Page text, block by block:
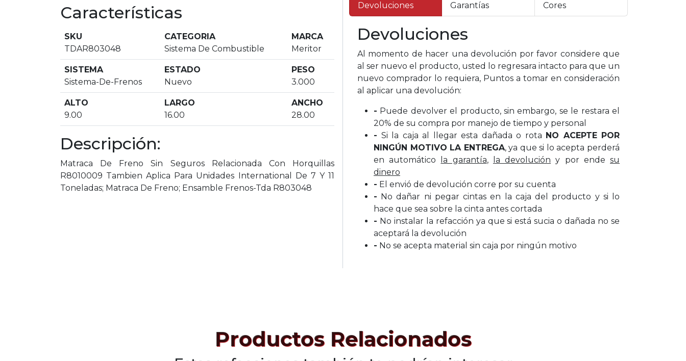
Características
SKU
TDAR803048
CATEGORIA
Sistema De Combustible
MARCA
Meritor
SISTEMA
Sistema-De-Frenos
ESTADO
Nuevo
PESO
3.000
ALTO
9.00
LARGO
16.00
ANCHO
28.00
Descripción:
Matraca De Freno Sin Seguros Relacionada Con Horquillas
R8010009 Tambien Aplica Para Unidades International De 7 Y 11
Toneladas; Matraca De Freno; Ensamble Frenos-Tda R803048
Devoluciones Garantías Cores
Devoluciones
Al momento de hacer una devolución por favor considere que
al ser nuevo el producto, usted lo regresara intacto para que un
nuevo comprador lo requiera, Puntos a tomar en consideración
al aplicar una devolución:
- Puede devolver el producto, sin embargo, se le restara el
20% de su compra por manejo de tiempo y personal
- Si la caja al llegar esta dañada o rota NO ACEPTE POR
NINGÚN MOTIVO LA ENTREGA, ya que si lo acepta perderá
en automático
la garantía, la devolución y por endesu
dinero
- El envió de devolución corre por su cuenta
- No dañar ni pegar cintas en la caja del producto y si lo
hace que sea sobre la cinta antes cortada
- No instalar la refacción ya que si está sucia o dañada no se
aceptará la devolución
- No se acepta material sin caja por ningún motivo
Productos Relacionados